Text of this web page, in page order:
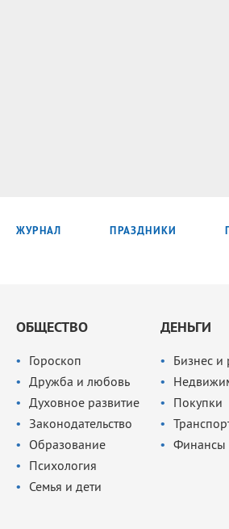
ЖУРНАЛ ПРАЗДНИКИ
ОБЩЕСТВО
Гороскоп
Дружба и любовь
Духовное развитие
Законодательство
Образование
Психология
Семья и дети
ДЕНЬГИ
Бизнес и
Покупки
Финансы